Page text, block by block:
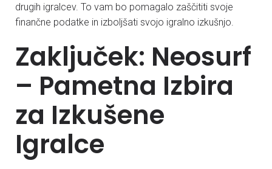
drugih igralcev. To vam bo pomagalo zaščititi svoje
finančne podatke in izboljšati svojo igralno izkušnjo.
Zaključek: Neosurf
– Pametna Izbira
za Izkušene
Igralce